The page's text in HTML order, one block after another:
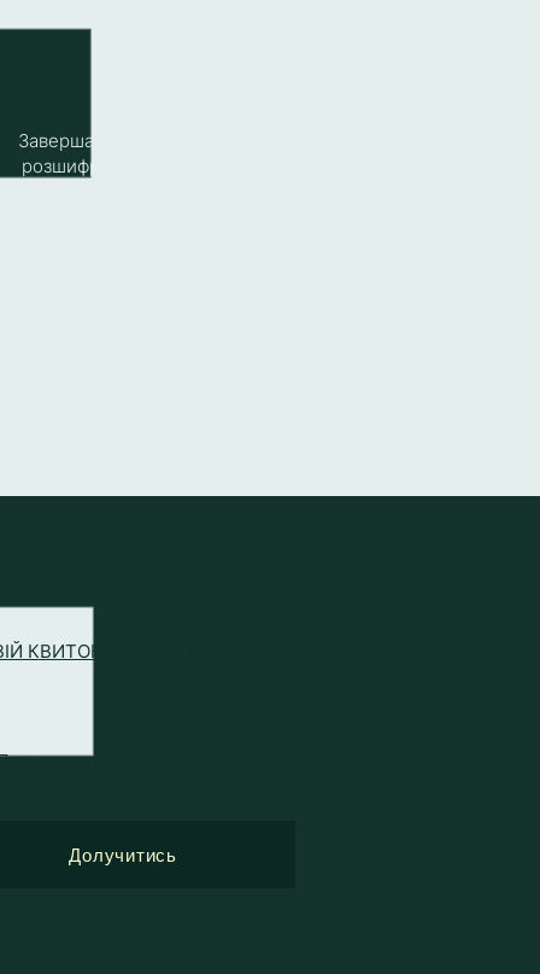
Завершальним етапом,
розшифровкою всього
КВИТОК ДО ЗМІН В ЖИТТІ
Долучитись
частина челенджу по